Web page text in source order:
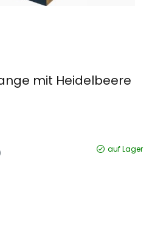
mit Heidelbeere
auf Lager